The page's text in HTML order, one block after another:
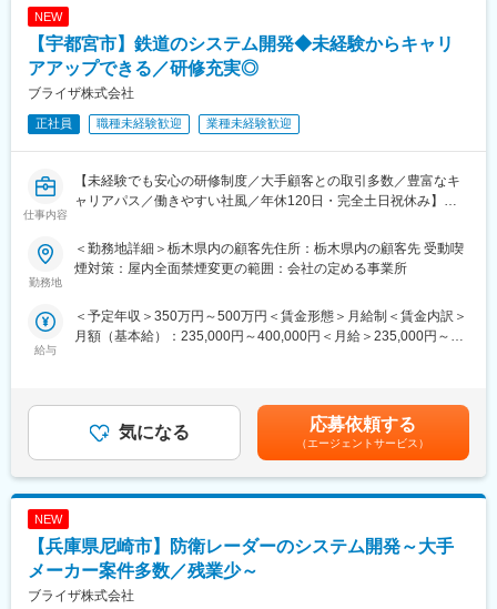
県)、丸の内駅(愛知県)、戸部駅、鶴見小野駅、三ツ沢下町駅、山
手駅、井土ケ谷駅、上永谷駅、和田町駅、鶴ケ峰駅、戸塚駅、赤
羽駅、峰駅、陸前落合駅、センター南駅、北四番丁駅、稲永駅、
岡本駅(栃木県)、笠寺駅、村井駅、茅野駅、本山駅(愛知県)、さが
み野駅、小俣駅(栃木県)、新前橋駅、群馬藤岡駅、本庄駅、垂井
駅、徳山駅、周防下郷駅、道ノ尾駅、大波止駅、喜々津駅、国母
駅、松江駅、伊賀屋駅、弥生が丘駅、宮崎駅、南鹿児島駅、さっ
ぽろ駅、青葉通一番町駅、千葉駅、虎ノ門駅、神奈川駅、市役所
前駅(長野県)、新静岡駅、第一通り駅、近鉄名古屋駅、金沢駅、中
神南駅、辛島町駅、南公園駅、湊川駅、小路駅、常盤駅(岡山県)、
横川駅、谷町四丁目駅、舟入幸町駅、大小路駅、亀戸駅、中津駅
之島駅、なにわ橋駅、甘木駅(甘木鉄道線)、住之江公園駅、上前津
駅、久屋大通駅、平沼橋駅、国道駅、蒔田駅、赤羽岩淵駅、セン
都河原町駅、三ノ宮駅、西川緑道公園駅、銀山町駅、西鉄福岡
駅、西辛島町駅、市民広場駅、三滝駅、舟入本町駅、花田口駅、
麻布十番駅、大国町駅、桃山御陵前駅、野田駅(阪神線)、肥後橋
駅、北浜駅(大阪府)、伏見駅(愛知県)、西横浜駅、龍谷富山高校
前、五島町駅
NEW
【宇都宮市】鉄道のシステム開発◆未経験からキャリ
アアップできる／研修充実◎
ブライザ株式会社
正社員 職種未経験歓迎 業種未経験歓迎
仕事内容
【未経験でも安心の研修制度／大手顧客との取引多数／豊富なキ
ャリアパス／働きやすい社風／年休120日・完全土日祝休み】
■業務内容：
鉄道関連のシステム開発業務をお任せいたします。具体的にはホ
ームドアのシステム設計、プログラミングをご担当いただきま
■使用ツール：
当面は地域密着にてプロフェッショナルを目指していただきま
す。その後、ご本人の希望やキャリアアップを目的に他案件・他
職種へ挑戦していただくことも、特定分野のスペシャリストとし
てご活躍いただくことも可能です。
当社は一人一人のキャリアに寄り添い、最適な職場環境の提供を
■当社のキャリア形成支援：
当社では、上流工程を中心に高度な技術サービスを提供できる技
術者の育成を目指しています。充実した教育研修とサポート体制
勤務地
＜勤務地詳細＞栃木県内の顧客先住所：栃木県内の顧客先 受動喫
煙対策：屋内全面禁煙変更の範囲：会社の定める事業所
給与
＜予定年収＞350万円～500万円＜賃金形態＞月給制＜賃金内訳＞
月額（基本給）：235,000円～400,000円＜月給＞235,000円～
■昇給：年1回（7月）■賞与：年2回（7月・12月）賃金はあくまで
も目安の金額であり、選考を通じて上下する可能性があります。
月給(月額)は固定手当を含めた表記です。
気になる 応募依頼する
（エージェントサービス）
NEW
【兵庫県尼崎市】防衛レーダーのシステム開発～大手
メーカー案件多数／残業少～
ブライザ株式会社